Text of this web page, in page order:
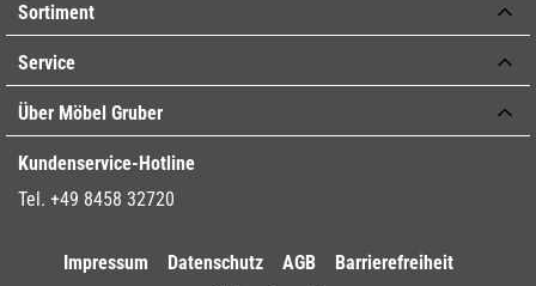
Sortiment
Service
Über Möbel Gruber
Kundenservice-Hotline
Tel. +49 8458 32720
Impressum Datenschutz AGB
Barrierefreiheit